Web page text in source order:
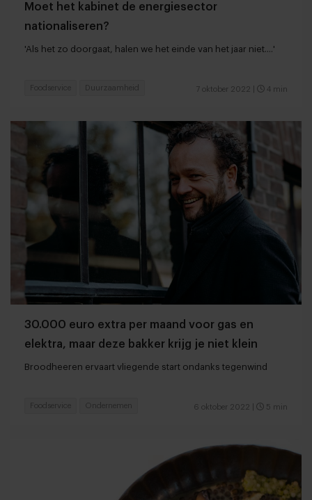
Moet het kabinet de energiesector
nationaliseren?
'Als het zo doorgaat, halen we het einde van het jaar niet....'
7 oktober 2022 4 min
Foodservice Duurzaamheid
30.000 euro extra per maand voor gas en
elektra, maar deze bakker krijg je niet klein
Broodheeren ervaart vliegende start ondanks tegenwind
6 oktober 2022 5 min
Foodservice Ondernemen